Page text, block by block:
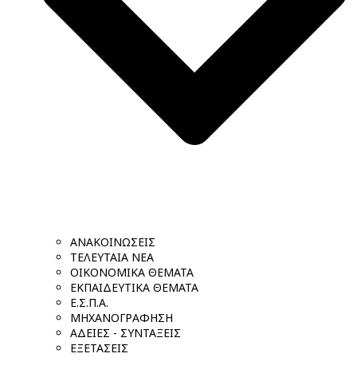
ΑΝΑΚΟΙΝΩΣΕΙΣ
ΤΕΛΕΥΤΑΙΑ ΝΕΑ
ΟΙΚΟΝΟΜΙΚΑ ΘΕΜΑΤΑ
ΕΚΠΑΙΔΕΥΤΙΚΑ ΘΕΜΑΤΑ
Ε.Σ.Π.Α.
ΜΗΧΑΝΟΓΡΑΦΗΣΗ
ΑΔΕΙΕΣ - ΣΥΝΤΑΞΕΙΣ
ΕΞΕΤΑΣΕΙΣ